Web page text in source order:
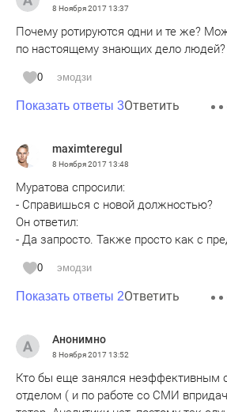
8 Ноября 201713:37
Почему ротируются одни и те же?
по настоящему знающих дело людей?
0 эмодзи
Показать ответы 3Ответить
maximteregul
8 Ноября 201713:48
Муратова спросили:
- Справишься с новой должностью?
Он ответил:
- Да запросто. Также просто как с
0 эмодзи
Показать ответы 2Ответить
Анонимно
8 Ноября 201713:52
Кто бы еще занялся неэффективным
отделом ( и по работе со СМИ